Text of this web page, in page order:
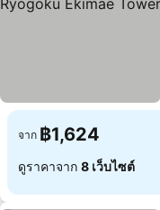
จาก ฿1,624
ดูราคาจาก 8 เว็บไซต์